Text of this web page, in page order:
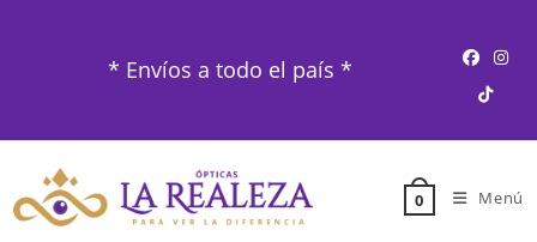
* Envíos a todo el país *
0 Menú